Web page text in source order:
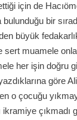
için de
bulunduğu bir
büyük
muamele
her işin doğru
göre
o çocuğu